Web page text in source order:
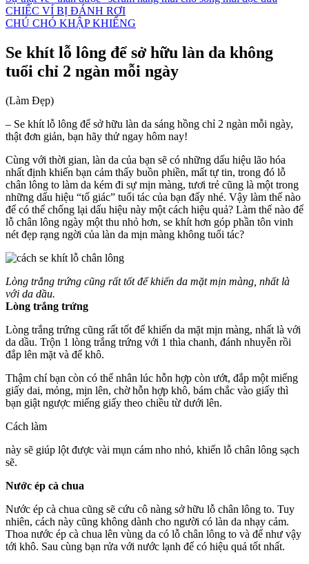
CHIẾC VÍ BỊ ĐÁNH RƠI
CHÚ CHÓ KHẬP KHIỂNG
Se khít lỗ lông để sở hữu làn da không
tuổi chỉ 2 ngàn mỗi ngày
(Làm Đẹp)
– Se khít lỗ lông để sở hữu làn da sáng hồng chỉ 2 ngàn mỗi ngày,
thật đơn giản, bạn hãy thử ngay hôm nay!
Cùng với thời gian, làn da của bạn sẽ có những dấu hiệu lão hóa
nhất định khiến bạn cảm thấy buồn phiền, mất tự tin, trong đó lỗ
chân lông to làm da kém đi sự mịn màng, tươi trẻ cũng là một trong
những dấu hiệu “tố giác” tuổi tác của bạn đấy nhé. Vậy làm thế nào
để có thể chống lại dấu hiệu này một cách hiệu quả? Làm thế nào để
lỗ chân lông ngày một thu nhỏ hơn, se khít hơn góp phần tôn vinh
nét đẹp rạng ngời của làn da mịn màng không tuổi tác?
Lòng trắng trứng cũng rất tốt để khiến da mặt mịn màng, nhất là
với da dầu.
Lòng trắng trứng
Lòng trắng trứng cũng rất tốt để khiến da mặt mịn màng, nhất là với
da dầu. Trộn 1 lòng trắng trứng với 1 thìa chanh, đánh nhuyễn rồi
đắp lên mặt và để khô.
Thậm chí bạn còn có thể nhân lúc hỗn hợp còn ướt, đắp một miếng
giấy dai, mỏng, mịn lên, chờ hỗn hợp khô, bám chắc vào giấy thì
bạn giật ngược miếng giấy theo chiều từ dưới lên.
Cách làm
này sẽ giúp lột được vài mụn cám nho nhỏ, khiến lỗ chân lông sạch
sẽ.
Nước ép cà chua
Nước ép cà chua cũng sẽ cứu cô nàng sở hữu lỗ chân lông to. Tuy
nhiên, cách này cũng không dành cho người có làn da nhạy cảm.
Thoa nước ép cà chua lên vùng da có lỗ chân lông to và để như vậy
tới khô. Sau cùng bạn rửa với nước lạnh để có hiệu quả tốt nhất.